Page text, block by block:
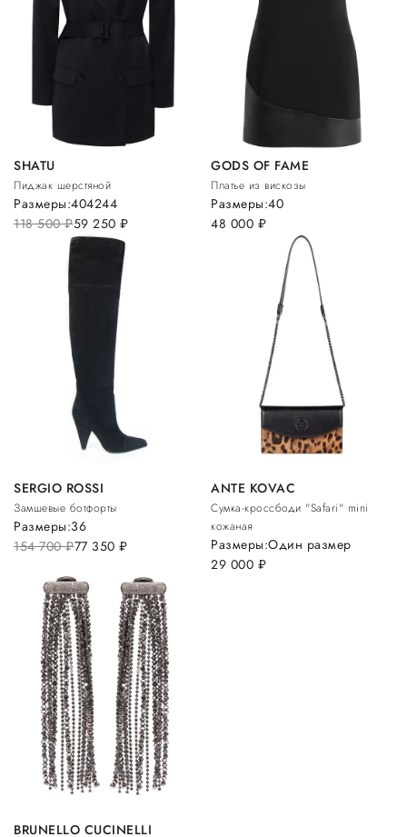
SHATU
Пиджак шерстяной
118 500руб.59 250 руб.
Размеры:404244
GODS OF FAME
Платье из вискозы
48 000 руб.
Размеры:40
SERGIO ROSSI
Замшевые ботфорты
154 700руб.77 350 руб.
Размеры:36
ANTE KOVAC
Сумка-кроссбоди "Safari" mini
кожаная
29 000 руб.
Размеры:Один размер
BRUNELLO CUCINELLI